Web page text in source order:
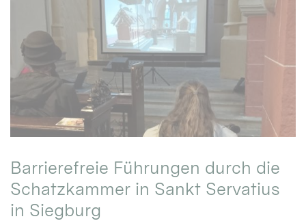
Barrierefreie Führungen durch die
Schatzkammer in Sankt Servatius
in Siegburg